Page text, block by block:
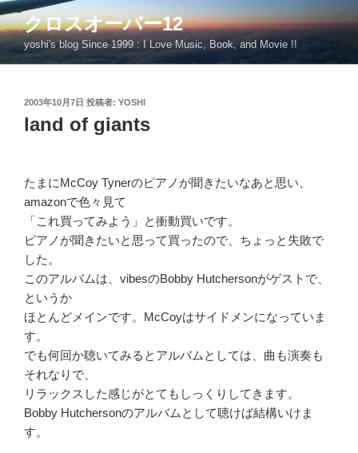
コ
ン
テ
ン
クロスオーバー12
yoshi's blog Since 1999 : I Love Music, Book, and Movie !!
投
稿
日:
2003年10月7日 投稿者: YOSHI
land of giants
たまにMcCoy Tynerのピアノが聞きたいなあと思い、
amazonで色々見て
「これ買ってみよう」と衝動買いです。
ピアノが聞きたいと思って買ったので、ちょっと失敗で
した。
このアルバムは、vibesのBobby Hutchersonがゲストで、
というか
ほとんどメインです。McCoyはサイドメンになっていま
す。
でも何回か聴いてみるとアルバムとしては、曲も演奏も
それなりで、
リラックスした感じがとてもしっくりしてきます。
Bobby Hutchersonのアルバムとして聴けば結構いけま
す。